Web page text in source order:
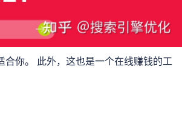
你。 此外，这也是一个在线赚钱的工